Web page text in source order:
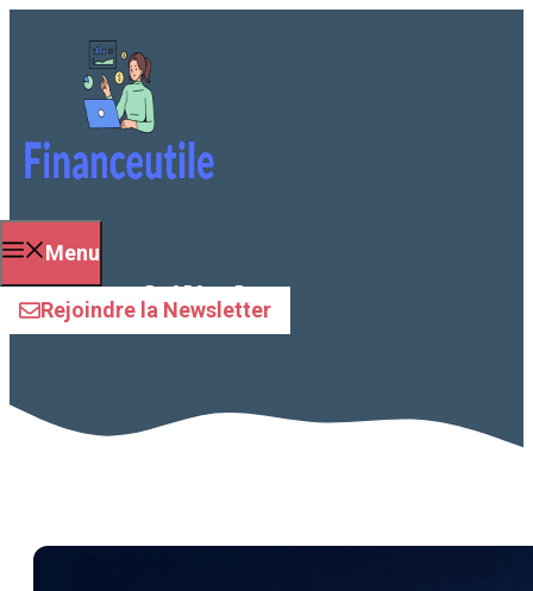
Menu
Rejoindre la Newsletter
rentabilité